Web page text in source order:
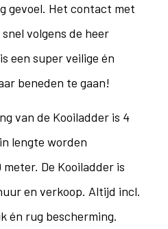
gevoel. Het contact met
volgens de heer
een super veilige én
beneden te gaan!
van de Kooiladder is 4
lengte worden
De Kooiladder is
en verkoop. Altijd incl.
én rug bescherming.